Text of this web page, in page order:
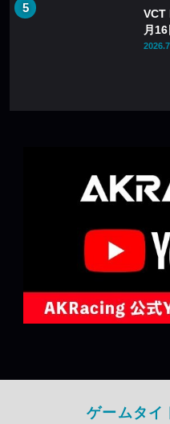
VCT
月16
ゲームタイ